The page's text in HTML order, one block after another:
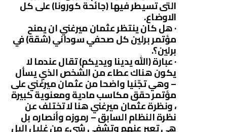
التى تسيطر فيها (جائحة كورونا) على كل
الاوضاع.
· هل كان ينتظر عثمان ميرغني ان يمنح
مؤتمر برلين كل صحفي سوداني (شقة) في
برلين؟.
· عبارة (الله يدينا ويديكم) تقال عندما لا
يكون هناك عطاء من الشخص الذي يسأل
– وهي تجّنيا واضحا من عثمان ميرغني على
مؤتمر حقق مكاسب مادية ومعنوية كبيرة
، ونظرة عثمان ميرغني هنا لا تختلف عن
نظرة النظام السابق – رموزه وأنصاره بل
هي تعبر عنهم وتشفي شيء من غليل البل